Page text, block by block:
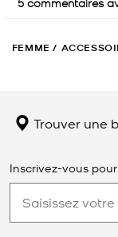
FEMME /
Trouver une
Inscrivez-vous